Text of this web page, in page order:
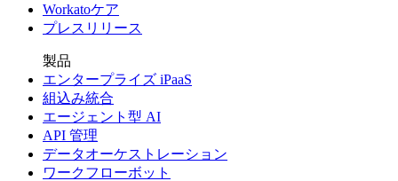
Workatoケア
プレスリリース
製品
エンタープライズ iPaaS
組込み統合
エージェント型 AI
API 管理
データオーケストレーション
ワークフローボット